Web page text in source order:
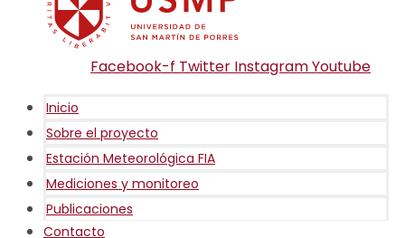
Facebook-f Twitter InstagramYoutube
Inicio
Sobre el proyecto
Estación Meteorológica FIA
Mediciones y monitoreo
Publicaciones
Contacto